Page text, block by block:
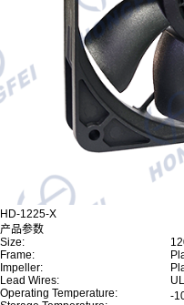
HD-1225-X
产品参数
Size:
Frame:
Impeller:
Lead Wires:
Operating Temperature:
-